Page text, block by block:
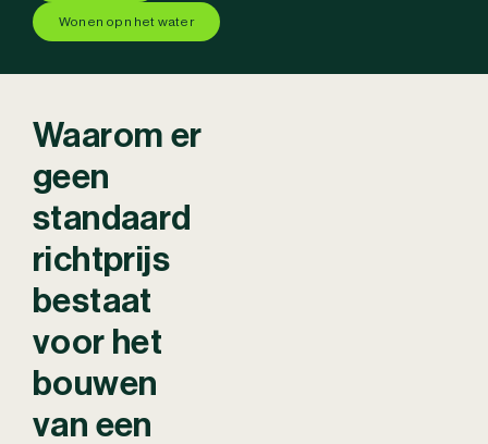
Wonen opn het water
Waarom er
geen
standaard
richtprijs
bestaat
voor het
bouwen
van een